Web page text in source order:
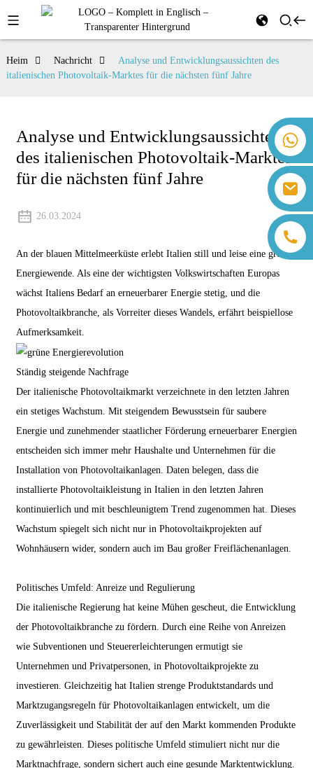
+86 18259071452 Hanna Lee
+86 13559179905 Sally Chen
+86 18350266301 Iris Hong
sales@farsunpv.com
Heim Nachricht
Analyse und Entwicklungsaussichten des
italienischen Photovoltaik-Marktes für die nächsten fünf Jahre
Analyse und Entwicklungsaussichten
des italienischen Photovoltaik-Marktes
für die nächsten fünf Jahre
26.03.2024
An der blauen Mittelmeerküste erlebt Italien still und leise eine grüne
Energiewende. Als eine der wichtigsten Volkswirtschaften Europas
wächst Italiens Bedarf an erneuerbarer Energie stetig, und die
Photovoltaikbranche, als Vorreiter dieses Wandels, erfährt beispiellose
Aufmerksamkeit.
Ständig steigende Nachfrage
Der italienische Photovoltaikmarkt verzeichnete in den letzten Jahren
ein stetiges Wachstum. Mit steigendem Bewusstsein für saubere
Energie und zunehmender staatlicher Förderung erneuerbarer Energien
entscheiden sich immer mehr Haushalte und Unternehmen für die
Installation von Photovoltaikanlagen. Daten belegen, dass die
installierte Photovoltaikleistung in Italien in den letzten Jahren
kontinuierlich und mit beschleunigtem Trend zugenommen hat. Dieses
Wachstum spiegelt sich nicht nur in Photovoltaikprojekten auf
Wohnhäusern wider, sondern auch im Bau großer Freiflächenanlagen.
Politisches Umfeld: Anreize und Regulierung
Die italienische Regierung hat keine Mühen gescheut, die Entwicklung
der Photovoltaikbranche zu fördern. Durch eine Reihe von Anreizen
wie Subventionen und Steuererleichterungen ermutigt sie
Unternehmen und Privatpersonen, in Photovoltaikprojekte zu
investieren. Gleichzeitig hat Italien strenge Produktstandards und
Marktzugangsregeln für Photovoltaikanlagen entwickelt, um die
Zuverlässigkeit und Stabilität der auf den Markt kommenden Produkte
zu gewährleisten. Dieses politische Umfeld stimuliert nicht nur die
Marktnachfrage, sondern sichert auch eine gesunde Marktentwicklung.